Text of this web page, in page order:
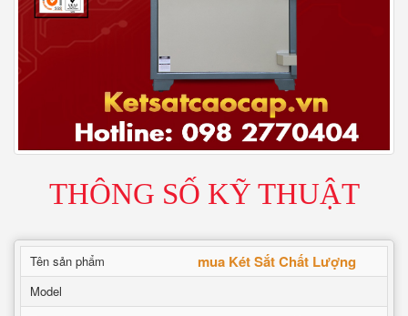
THÔNG SỐ KỸ THUẬT
Tên sản phẩm mua Két Sắt Chất Lượng
Model